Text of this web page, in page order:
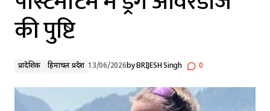
की पुष्टि
प्रादेशिक हिमाचल प्रदेश 13/06/2026byBRIJESH Singh 0